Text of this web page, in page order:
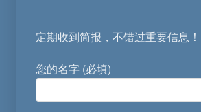
定期收到简报，不错过重要信息！
您的名字 (必填)